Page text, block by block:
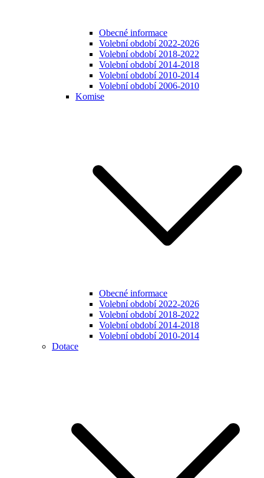
Obecné informace
Volební období 2022-2026
Volební období 2018-2022
Volební období 2014-2018
Volební období 2010-2014
Volební období 2006-2010
Komise
Obecné informace
Volební období 2022-2026
Volební období 2018-2022
Volební období 2014-2018
Volební období 2010-2014
Dotace